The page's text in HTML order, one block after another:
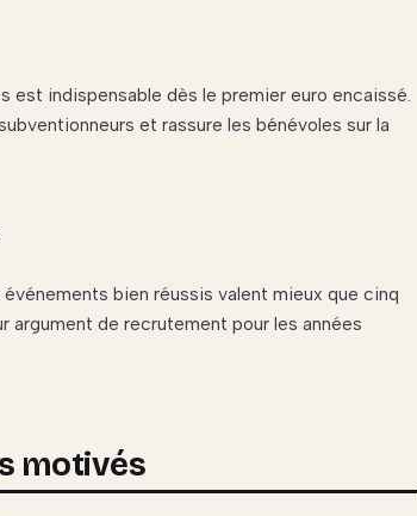
indispensable dès le premier euro encaissé.
et rassure les bénévoles sur la
bien réussis valent mieux que cinq
de recrutement pour les années
motivés